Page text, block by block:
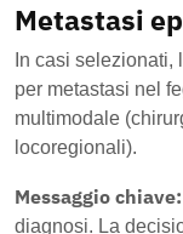
Metastasi
In casi selezionati,
per metastasi nel
multimodale
locoregionali).
Messaggio chiave:
diagnosi. La